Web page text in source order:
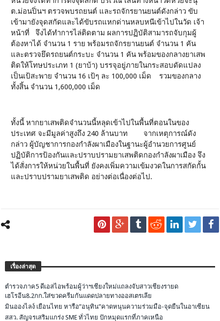
ต.ม่อนปิ่นฯ ตรวจพบรถยนต์ และรถจักรยานยนต์ดังกล่าว ขับ
เข้ามายังจุดสกัดและได้ขับรถแหกด่านหลบหนีเข้าไปในวัด เจ้า
หน้าที่ จึงได้ทำการไล่ติดตาม ผลการปฏิบัติสามารถจับกุมผู้
ต้องหาได้ จำนวน 1 ราย พร้อมรถจักรยานยนต์ จำนวน 1 คัน
และตรวจยึดรถยนต์กระบะ จำนวน 1 คัน พร้อมของกลางยาเสพ
ติดให้โทษประเภท 1 (ยาบ้า) บรรจุอยู่ภายในกระสอบดัดแปลง
เป็นเป้สะพาย จำนวน 16 เป้ๆ ละ 100,000 เม็ด รวมของกลาง
ทั้งสิ้น จำนวน 1,600,000 เม็ด
ทั้งนี้ หากยาเสพติดจำนวนนี้หลุดเข้าไปในพื้นที่ตอนในของ
ประเทศ จะมีมูลค่าสูงถึง 240 ล้านบาท จากเหตุการณ์ดัง
กล่าว ผู้บัญชาการกองกำลังผาเมืองในฐานะผู้อำนวยการศูนย์
ปฏิบัติการป้องกันและปราบปรามยาเสพติดกองกำลังผาเมือง จึง
ได้สั่งการให้หน่วยในพื้นที่ ยังคงเพิ่มความเข้มงวดในการสกัดกั้น
และปราบปรามยาเสพติด อย่างต่อเนื่องต่อไป.
เรื่องล่าสุด
ตำรวจภาค5 ดีเอสไอพร้อมผู้ว่าฯเชียงใหม่แถลงจับสาวเชียงรายด
เฮโรอีน8.2กก.ใส่ขวดครีมกันแดดปลายทางออสเตรเลีย
มินอองไลง์ เยือนไทย หารือ”อนุทิน”คาดหนุนความร่วมมือ-จุดยืนในอาเซียน
สสว. สัญจรเสริมแกร่ง SME ทั่วไทย ปักหมุดแรกที่ภาคเหนือ